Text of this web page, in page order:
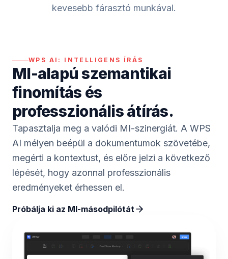
kevesebb fárasztó munkával.
WPS AI: INTELLIGENS ÍRÁS
MI-alapú szemantikai
finomítás és
professzionális átírás.
Tapasztalja meg a valódi MI-szinergiát. A WPS
AI mélyen beépül a dokumentumok szövetébe,
megérti a kontextust, és előre jelzi a következő
lépését, hogy azonnal professzionális
eredményeket érhessen el.
Próbálja ki az MI-másodpilótát